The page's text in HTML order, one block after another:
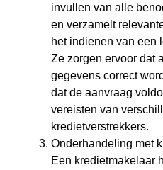
invullen van alle
en verzamelt
het indienen van een
Ze zorgen ervoor dat
gegevens correct
dat de aanvraag
vereisten van
kredietverstrekkers.
Onderhandeling met
Een kredietmakelaar